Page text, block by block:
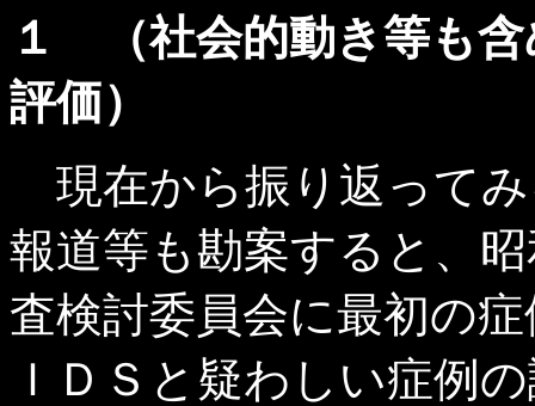
１ （社会的動き等も
評価）
現在から振り返って
報道等も勘案すると、
査検討委員会に最初の
ＩＤＳと疑わしい症例